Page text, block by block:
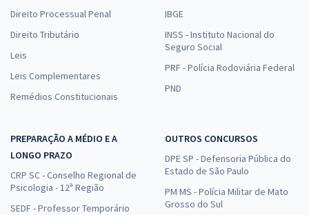
Direito Processual Penal
Direito Tributário
Leis
Leis Complementares
Remédios Constitucionais
IBGE
INSS - Instituto Nacional do
Seguro Social
PRF - Polícia Rodoviária Federal
PND
PREPARAÇÃO A MÉDIO E A
LONGO PRAZO
CRP SC - Conselho Regional de
Psicologia - 12ª Região
SEDF - Professor Temporário
OUTROS CONCURSOS
DPE SP - Defensoria Pública do
Estado de São Paulo
PM MS - Polícia Militar de Mato
Grosso do Sul